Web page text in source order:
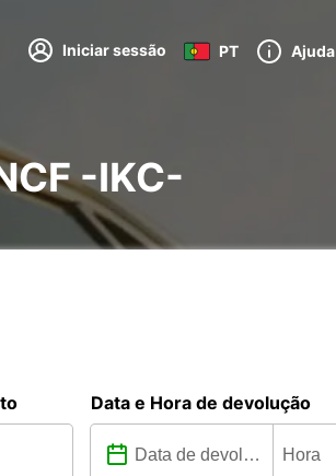
Iniciar sessão PT Ajuda
-IKC-
Data e Hora de devolução